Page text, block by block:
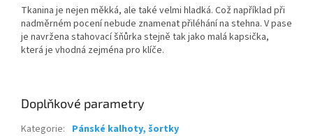
Tkanina je nejen měkká, ale také velmi hladká. Což například při
nadměrném pocení nebude znamenat přiléhání na stehna. V pase
je navržena stahovací šňůrka stejně tak jako malá kapsička,
která je vhodná zejména pro klíče.
Doplňkové parametry
Kategorie: Pánské kalhoty, šortky